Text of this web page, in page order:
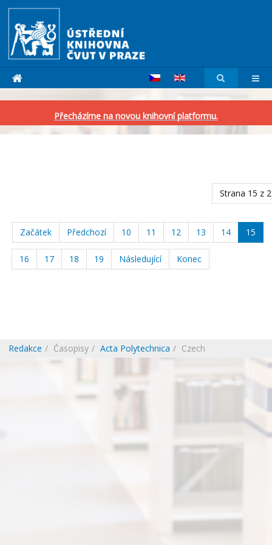
Přecházíme na novou knihovní platformu.
Strana 15 z
Začátek Předchozí 10 11 12 13 14 15
16 17 18 19 Následující Konec
Redakce Časopisy Acta Polytechnica Czech